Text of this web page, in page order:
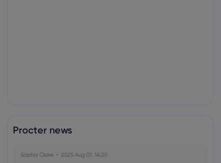
Procter news
Sophia Claire 2025 Aug 01, 14:20